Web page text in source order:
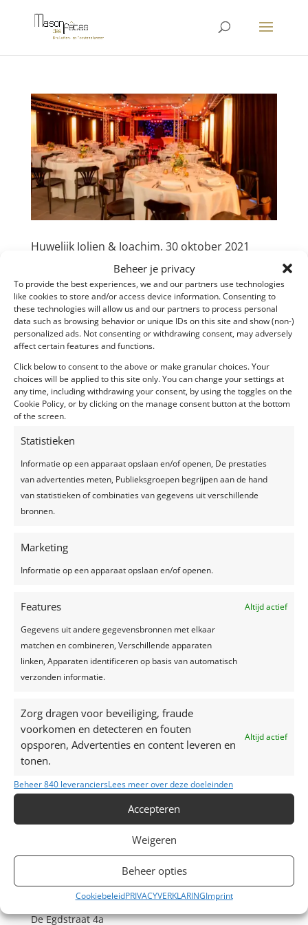
Beheer je privacy
To provide the best experiences, we and our partners use technologies
like cookies to store and/or access device information. Consenting to
these technologies will allow us and our partners to process personal
data such as browsing behavior or unique IDs on this site and show (non-)
personalized ads. Not consenting or withdrawing consent, may adversely
affect certain features and functions.
Click below to consent to the above or make granular choices. Your
choices will be applied to this site only. You can change your settings at
any time, including withdrawing your consent, by using the toggles on the
Cookie Policy, or by clicking on the manage consent button at the bottom
of the screen.
Statistieken
Informatie op een apparaat opslaan en/of openen, De prestaties
van advertenties meten, Publieksgroepen begrijpen aan de hand
van statistieken of combinaties van gegevens uit verschillende
bronnen.
Marketing
Informatie op een apparaat opslaan en/of openen.
Features
Altijd actief
Gegevens uit andere gegevensbronnen met elkaar
matchen en combineren, Verschillende apparaten
linken, Apparaten identificeren op basis van automatisch
verzonden informatie.
Zorg dragen voor beveiliging, fraude
voorkomen en detecteren en fouten
opsporen, Advertenties en content leveren en
tonen.
Altijd actief
Beheer 840 leveranciersLees meer over deze doeleinden
Accepteren
Weigeren
Beheer opties
CookiebeleidPRIVACYVERKLARINGImprint
Huwelijk Jolien & Joachim, 30 oktober 2021
Feestlocatie: Zaal Eikenbos, Lummen Betreft:
Huwelijk Jolien & Joachim Thema: Romantic chic
Ingrediënten: Het huwelijkspaar vroeg me om de
gemeentelijke feestzaal in een feeëriek jasje te
mooie belichting zoals...
Recente berichten
Een feest plannen, wat geef je uit?
Trouwjurken trends 2024
Recente reacties
Contacteer ons
M: +32 (0)472 42 32 29
T: +32 (0)16 69 85 22
E:liesbet@maisondesfetes.be
De Egdstraat 4a